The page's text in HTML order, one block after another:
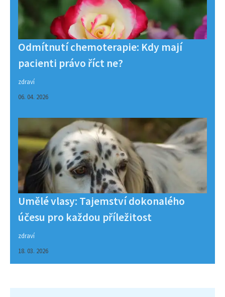
Odmítnutí chemoterapie: Kdy mají
pacienti právo říct ne?
zdraví
06. 04. 2026
Umělé vlasy: Tajemství dokonalého
účesu pro každou příležitost
zdraví
18. 03. 2026